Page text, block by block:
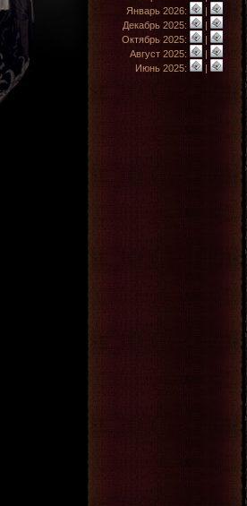
Январь 2026:
|
Декабрь 2025:
|
Октябрь 2025:
|
Август 2025:
|
Июнь 2025:
|